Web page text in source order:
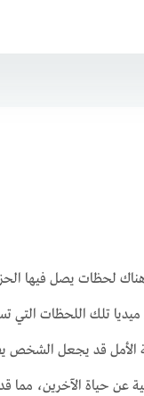
هناك لحظات يصل فيها
تلك اللحظات التي
قد يجعل الشخص
عن حياة الآخرين،